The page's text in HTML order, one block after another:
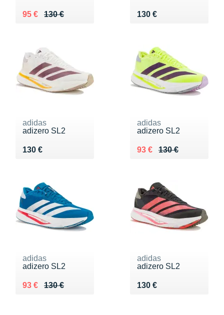
130 €
Au lieu de 130 €
95 €
Vendu 95 € 130 €
Vendu 130 €
adidas
adizero SL2
130 €
Vendu 130 €
adidas
adizero SL2
130 €
Au lieu de 130 €
93 €
Vendu 93 €
adidas
adizero SL2
130 €
Au lieu de 130 €
93 €
Vendu 93 €
adidas
adizero SL2
130 €
Vendu 130 €